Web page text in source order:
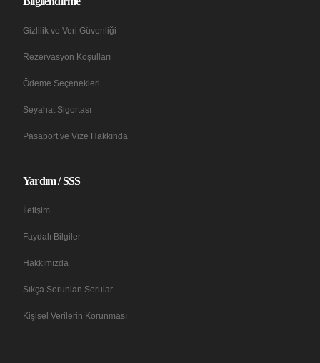
Gizlilik ve Veri Güvenliği
Rezervasyon Koşulları
Ödeme Seçenekleri
Seyahat Sigortası
Pasaport ve Vize Hakkında
Yardım / SSS
İletişim
Faydalı Bilgiler
Hakkımızda
Sıkça Sorunlan Sorular
Kişisel Verilerin Korunması